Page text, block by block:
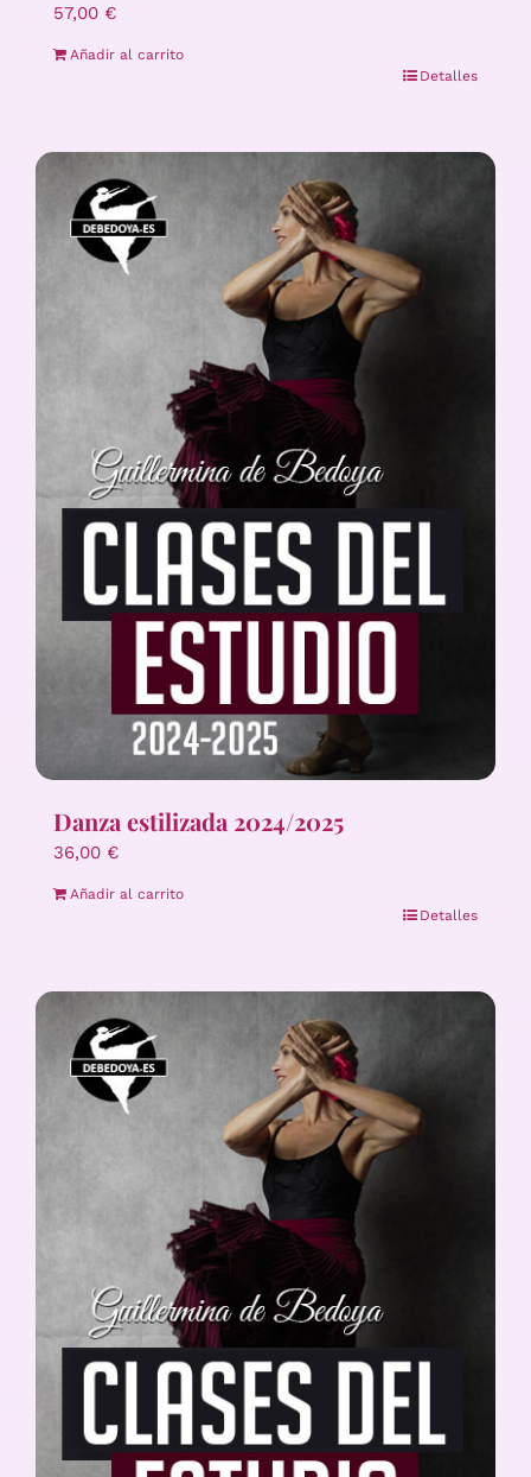
57,00 €
Añadir al carrito
Detalles
Danza estilizada 2024/2025
36,00 €
Añadir al carrito
Detalles